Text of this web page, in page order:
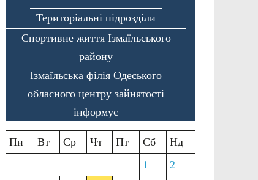
Територіальні підрозділи
Спортивне життя Ізмаїльського
району
Ізмаїльська філія Одеського
обласного центру зайнятості
інформує
Пн Вт Ср Чт Пт Сб
Нд
1
2